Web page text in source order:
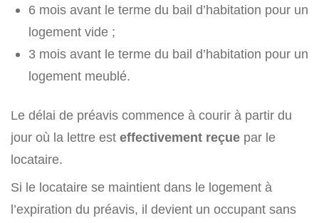
6 mois avant le terme du bail d’habitation pour un
logement vide ;
3 mois avant le terme du bail d’habitation pour un
logement meublé.
Le délai de préavis commence à courir à partir du
jour où la lettre est effectivement reçue par le
locataire.
Si le locataire se maintient dans le logement à
l’expiration du préavis, il devient un occupant sans